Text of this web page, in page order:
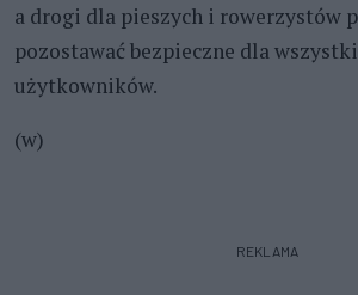
a drogi dla pieszych i rowerzystów
pozostawać bezpieczne dla
użytkowników.
(w)
REKLAMA